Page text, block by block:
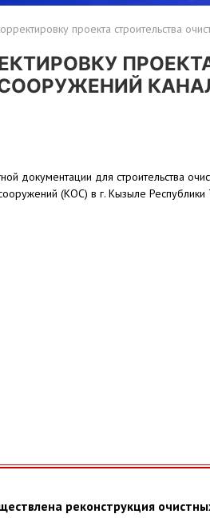
проекта строительства
документации для строительства
(КОС) в г. Кызыле
реконструкция